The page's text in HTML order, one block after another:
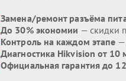
Замена/ремонт разъёма
До 30% экономии — скидки
Контроль на каждом этапе —
Диагностика Hikvision от 10
Официальная гарантия до